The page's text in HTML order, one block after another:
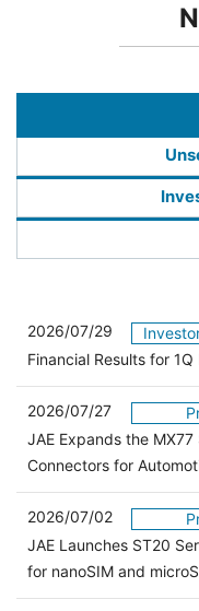
2026/07/29
Financial Results for 1Q
2026/07/27
JAE Expands the
Connectors for
2026/07/02
JAE Launches ST20
for nanoSIM and